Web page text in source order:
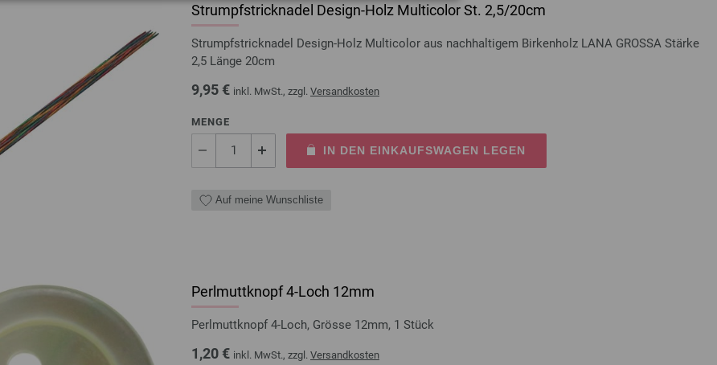
Strumpfstricknadel Design-Holz Multicolor St. 2,5/20cm
Strumpfstricknadel Design-Holz Multicolor aus nachhaltigem Birkenholz LANA GROSSA Stärke
2,5 Länge 20cm
9,95 € inkl. MwSt., zzgl. Versandkosten
MENGE
IN DEN EINKAUFSWAGEN LEGEN
Auf meine Wunschliste
Perlmuttknopf 4-Loch 12mm
Perlmuttknopf 4-Loch, Grösse 12mm, 1 Stück
1,20 € inkl. MwSt., zzgl. Versandkosten